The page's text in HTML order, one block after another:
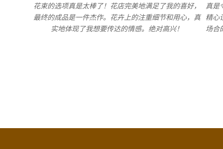
花束的选项真是太棒了！花店完美地满足了我的喜好，
最终的成品是一件杰作。花卉上的注重细节和用心，真
实地体现了我想要传达的情感。绝对高兴！
真是
精心
场合